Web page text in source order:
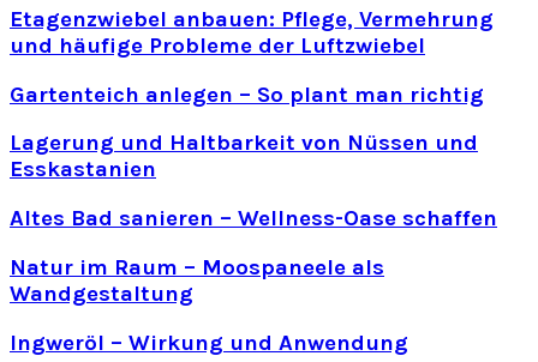
Etagenzwiebel anbauen: Pflege, Vermehrung
und häufige Probleme der Luftzwiebel
Gartenteich anlegen – So plant man richtig
Lagerung und Haltbarkeit von Nüssen und
Esskastanien
Altes Bad sanieren – Wellness-Oase schaffen
Natur im Raum – Moospaneele als
Wandgestaltung
Ingweröl – Wirkung und Anwendung